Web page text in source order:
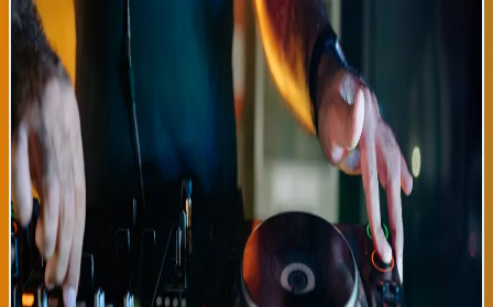
especialmente en la comunidad ecuatoriana, colombiana y
puertorriqueña. Sin embargo, los músicos jóvenes han decidido
reimaginar este género clásico integrándolo con sonoridades
modernas que atraen a las nuevas generaciones. Artistas como
DJ Sálsero de Bilbao y la productora Marisa Rodríguez de
Donostia han sido pioneros en esta fusión, creando tracks que
son simultáneamente bailables en discotecas modernas y
respetuosos con la tradición salsera. Este movimiento ha
generado debates culturales interesantes sobre la evolución de
la música latina sin perder sus raíces. Los festivales reportan
que las entradas para estos eventos se agotan cada semana, con
público que oscila entre los 18 y los 50 años. El Auditorio de
Donostia ha ampliado su programación de verano para incluir